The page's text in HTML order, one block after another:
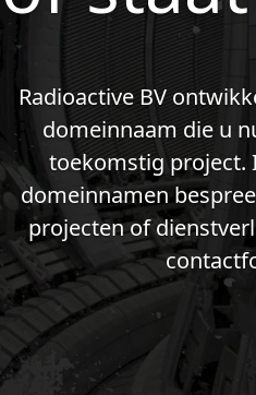
Radioactive BV
domeinnaam die u
toekomstig project.
domeinnamen
projecten of